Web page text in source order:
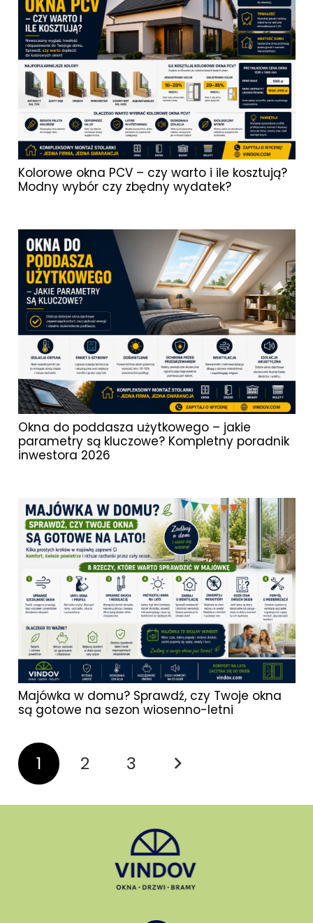
Kolorowe okna PCV – czy warto i ile kosztują?
Modny wybór czy zbędny wydatek?
Okna do poddasza użytkowego – jakie
parametry są kluczowe? Kompletny poradnik
inwestora 2026
Majówka w domu? Sprawdź, czy Twoje okna
są gotowe na sezon wiosenno-letni
1 2 3